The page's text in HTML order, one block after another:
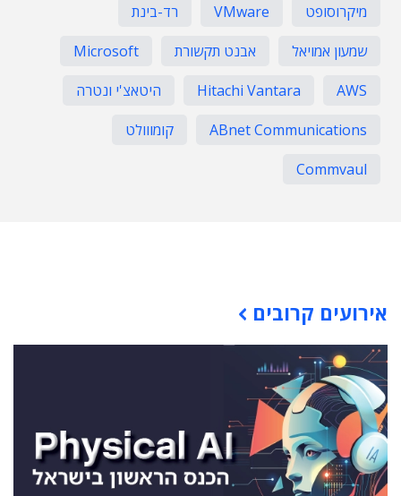
מיקרוסופט VMware
רד-בינת
שמעון אמויאל
אבנט תקשורת
Microsoft
AWS
Hitachi Vantara
היטאצ'י ונטרה
ABnet Communications
קומווולט
Commvaul
אירועים קרובים